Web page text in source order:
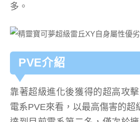
多。
PVE介紹
靠著超級進化後獲得的超高攻
電系PVE來看，以最高傷害的超